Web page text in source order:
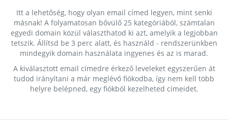
Itt a lehetőség, hogy olyan email címed legyen, mint senki
másnak! A folyamatosan bővülő 25 kategóriából, számtalan
egyedi domain közül választhatod ki azt, amelyik a legjobban
tetszik. Állítsd be 3 perc alatt, és használd - rendszerünkben
mindegyik domain használata ingyenes és az is marad.
A kiválasztott email címedre érkező leveleket egyszerűen át
tudod irányítani a már meglévő fiókodba, így nem kell több
helyre belépned, egy fiókból kezelheted címeidet.